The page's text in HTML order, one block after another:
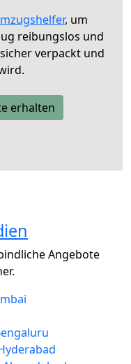
, um
reibungslos und
verpackt und
erhalten
Angebote